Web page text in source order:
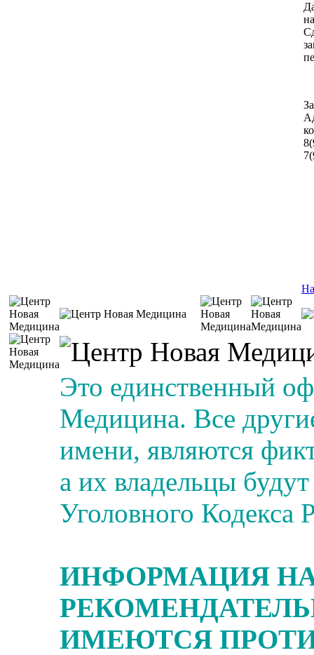
Это единственный
Медицина. Все
имени, являются
а их владельцы
Уголовного Кодекса
ИНФОРМАЦИЯ
ИМЕЮТСЯ